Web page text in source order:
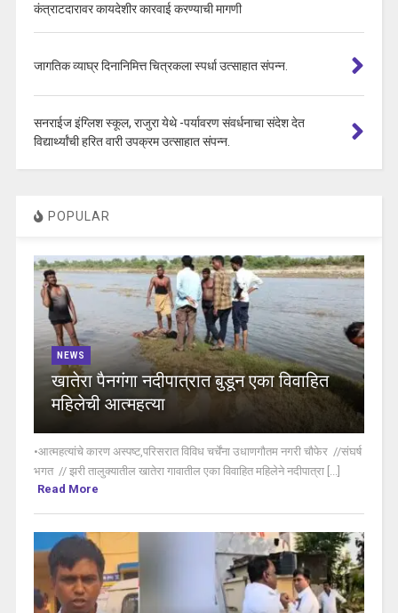
कंत्राटदारावर कायदेशीर कारवाई करण्याची मागणी
जागतिक व्याघ्र दिनानिमित्त चित्रकला स्पर्धा उत्साहात संपन्न.
सनराईज इंग्लिश स्कूल, राजुरा येथे -पर्यावरण संवर्धनाचा संदेश देत
विद्यार्थ्यांची हरित वारी उपक्रम उत्साहात संपन्न.
POPULAR
NEWS
खातेरा पैनगंगा नदीपात्रात बुडून एका विवाहित
महिलेची आत्महत्या
•आत्महत्यांचे कारण अस्पष्ट,परिसरात विविध चर्चेंना उधाणगौतम नगरी चौफेर //संघर्ष
भगत // झरी तालुक्यातील खातेरा गावातील एका विवाहित महिलेने नदीपात्रा [...]
Read More